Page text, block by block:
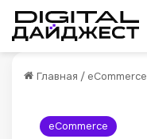
Главная / eCommerce
eCommerce